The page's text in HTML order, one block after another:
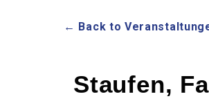
← Back to
Staufen,